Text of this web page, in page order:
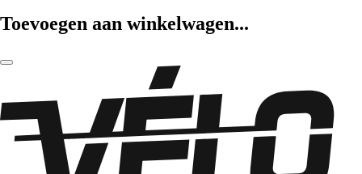
Toevoegen aan winkelwagen...